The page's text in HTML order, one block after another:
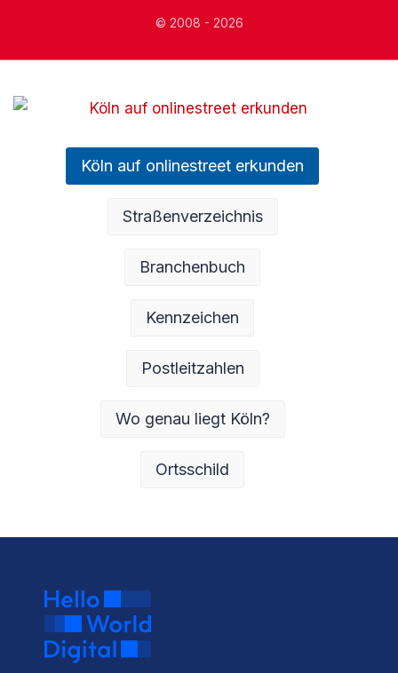
© 2008 - 2026
Köln auf onlinestreet erkunden
Straßenverzeichnis
Branchenbuch
Kennzeichen
Postleitzahlen
Wo genau liegt Köln?
Ortsschild